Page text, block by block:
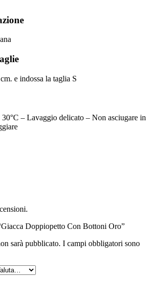
e indossa la taglia S
– Lavaggio delicato – Non asciugare in
Doppiopetto Con Bottoni Oro”
sarà pubblicato. I campi obbligatori sono